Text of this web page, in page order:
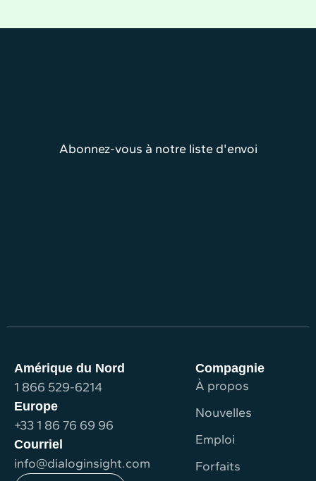
Abonnez-vous à notre liste d'envoi
Amérique du Nord
1 866 529-6214
Europe
+33 1 86 76 69 96
Courriel
info@dialoginsight.com
Compagnie
À propos
Nouvelles
Emploi
Forfaits